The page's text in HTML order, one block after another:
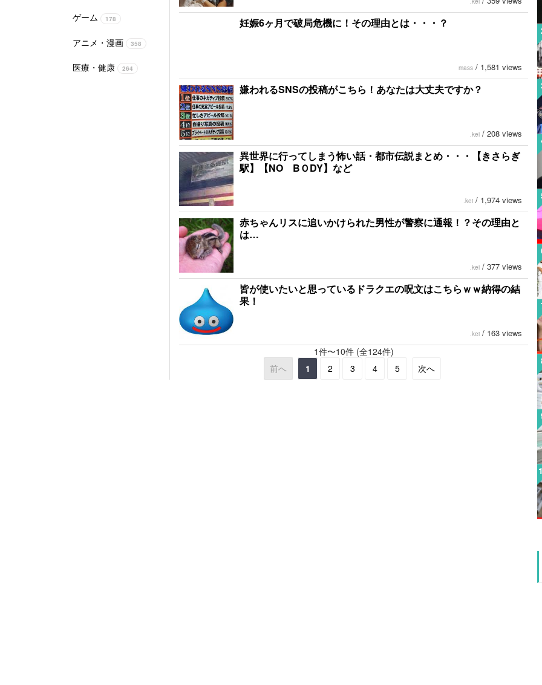
ゲーム 178
アニメ・漫画 358
医療・健康 264
妊娠6ヶ月で破局危機に！その理由とは・・・？
mass / 1,581 views
嫌われるSNSの投稿がこちら！あなたは大丈夫ですか？
.kei / 208 views
異世界に行ってしまう怖い話・都市伝説まとめ・・・【きさらぎ
駅】【NO BＯDY】など
.kei / 1,974 views
赤ちゃんリスに追いかけられた男性が警察に通報！？その理由と
は…
.kei / 377 views
皆が使いたいと思っているドラクエの呪文はこちらｗｗ納得の結
果！
.kei / 163 views
1件〜10件 (全124件)
前へ
1 2 3 4 5 次へ